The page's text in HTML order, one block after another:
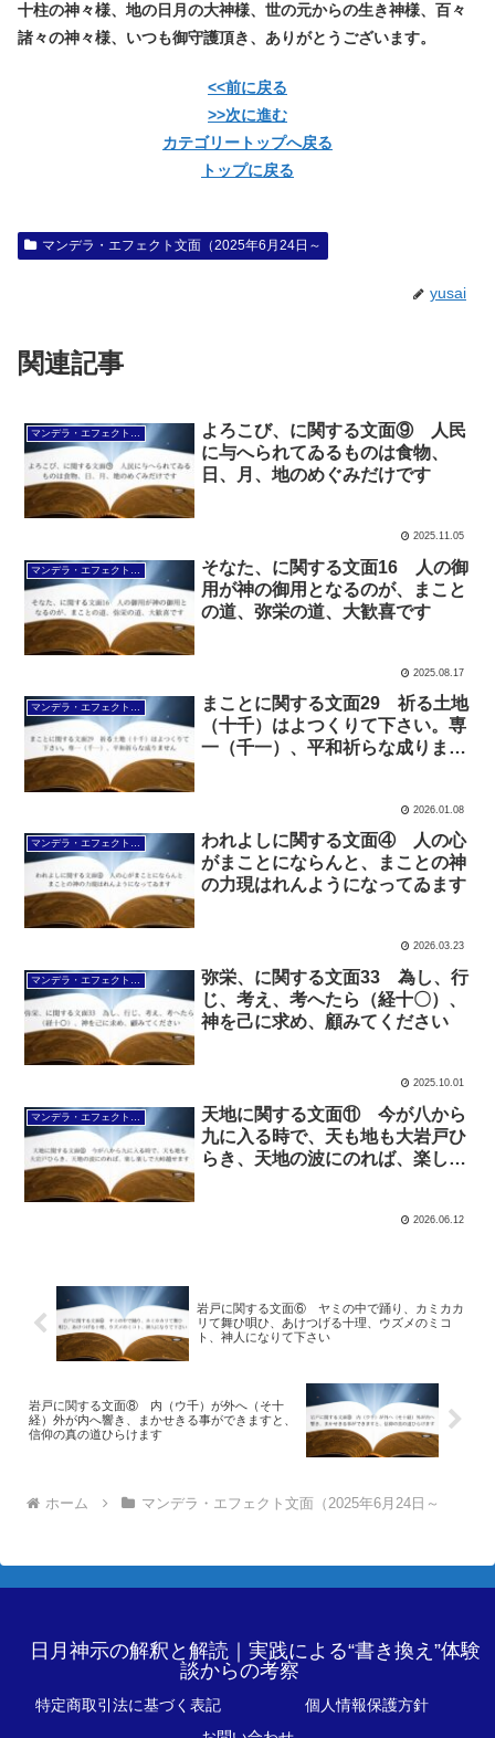
十柱の神々様、地の日月の大神様、世の元からの生き神様、百々
諸々の神々様、いつも御守護頂き、ありがとうございます。
<<前に戻る
>>次に進む
カテゴリートップへ戻る
トップに戻る
マンデラ・エフェクト文面（2025年6月24日～
yusai
関連記事
マンデラ・エフェクト文面（2025年6月24日～
よろこび、に関する文面⑨ 人民
に与へられてゐるものは食物、
日、月、地のめぐみだけです
2025.11.05
そなた、に関する文面16 人の御
用が神の御用となるのが、まこと
の道、弥栄の道、大歓喜です
2025.08.17
まことに関する文面29 祈る土地
（十千）はよつくりて下さい。専
一（千一）、平和祈らな成りませ
2026.01.08
マンデラ・エフェクト文面（2025年6月24日～
われよしに関する文面④ 人の心
がまことにならんと、まことの神
の力現はれんようになってゐます
2026.03.23
弥栄、に関する文面33 為し、行
じ、考え、考へたら（経十〇）、
神を己に求め、顧みてください
2025.10.01
天地に関する文面⑪ 今が八から
九に入る時で、天も地も大岩戸ひ
らき、天地の波にのれば、楽し楽
2026.06.12
岩戸に関する文面⑥ ヤミの中で踊り、カミカカ
リて舞ひ唄ひ、あけつげる十理、ウズメのミコ
ト、神人になりて下さい
岩戸に関する文面⑧ 内（ウ千）が外へ（そ十
経）外が内へ響き、まかせきる事ができますと、
信仰の真の道ひらけます
ホーム マンデラ・エフェクト文面（2025年6月24日～
日月神示の解釈と解読｜実践による“書き換え”体験
談からの考察
特定商取引法に基づく表記
個人情報保護方針